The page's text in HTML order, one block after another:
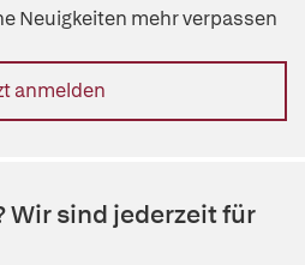
Neuigkeiten mehr verpassen
anmelden
Wir sind jederzeit für